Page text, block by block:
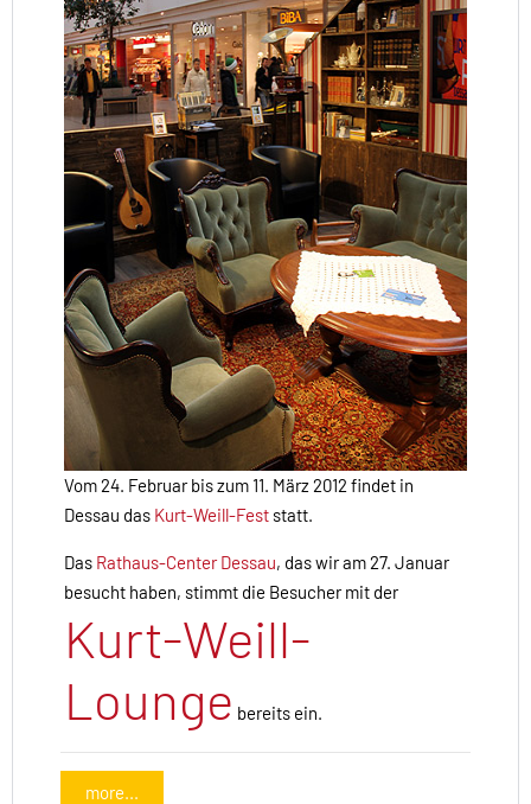
Vom 24. Februar bis zum 11. März 2012 findet in
Dessau das Kurt-Weill-Fest statt.
Das Rathaus-Center Dessau, das wir am 27. Januar
besucht haben, stimmt die Besucher mit der
Kurt-Weill-
Lounge bereits ein.
more...